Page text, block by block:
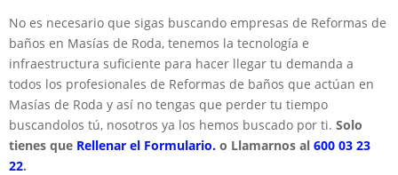
No es necesario que sigas buscando empresas de Reformas de
baños en Masías de Roda, tenemos la tecnología e
infraestructura suficiente para hacer llegar tu demanda a
todos los profesionales de Reformas de baños que actúan en
Masías de Roda y así no tengas que perder tu tiempo
buscandolos tú, nosotros ya los hemos buscado por ti. Solo
tienes que Rellenar el Formulario. o Llamarnos al 600 03 23
22.